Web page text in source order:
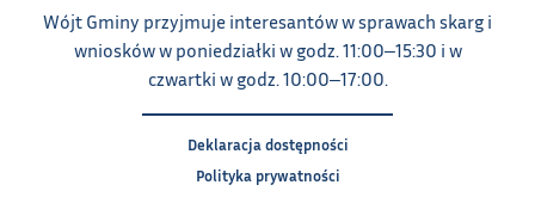
Wójt Gminy przyjmuje interesantów w sprawach skarg i
wniosków w poniedziałki w godz. 11:00‒15:30 i w
czwartki w godz. 10:00‒17:00.
Deklaracja dostępności
Polityka prywatności